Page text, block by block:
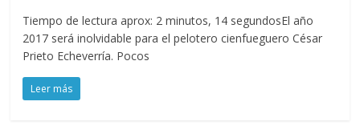
Tiempo de lectura aprox: 2 minutos, 14 segundosEl año
2017 será inolvidable para el pelotero cienfueguero César
Prieto Echeverría. Pocos
Leer más